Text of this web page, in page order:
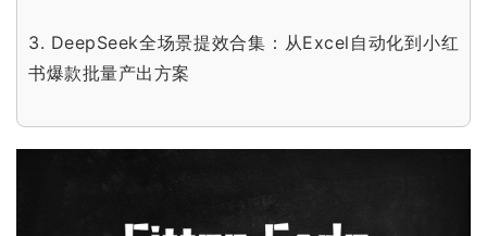
3. DeepSeek全场景提效合集：从Excel自动化到小红
书爆款批量产出方案